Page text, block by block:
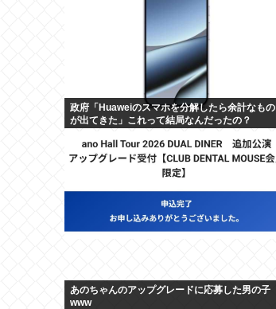
政府「Huaweiのスマホを分解したら余計なもの
が出てきた」これって結局なんだったの？
あのちゃんのアップグレードに応募した男の子
www